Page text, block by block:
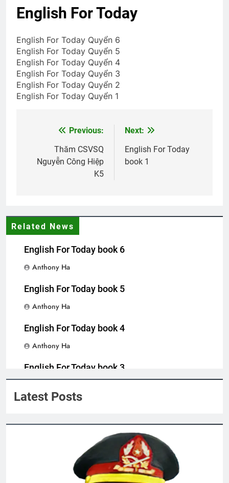
2 Years Ago
Thăm NT Phạm Dương Đạt K17
2 Years Ago
BÂY GIỜ LÀ LÚC (Anonymous)
CHÚ CHIM NHỎ (Robert Frost)
Cựu SVSQ Bùi Đức Toại K23
Daudet)
2 Years Ago
Vọng Gác Đêm Sương 2
2 Years Ago
English For Today
English For Today Quyển 6
English For Today Quyển 5
English For Today Quyển 4
English For Today Quyển 3
English For Today Quyển 2
English For Today Quyển 1
navigation
Previous:
Thăm CSVSQ
Nguyễn Công Hiệp
K5
Next:
English For Today
book 1
Related News
English For Today book 6
Anthony Ha
English For Today book 5
Anthony Ha
English For Today book 4
Anthony Ha
English For Today book 3
Latest Posts